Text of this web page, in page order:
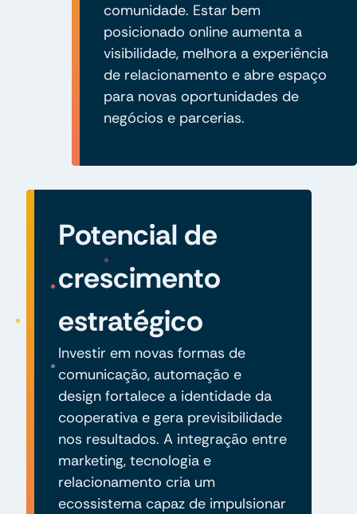
comunidade. Estar bem
posicionado online aumenta a
visibilidade, melhora a experiência
de relacionamento e abre espaço
para novas oportunidades de
negócios e parcerias.
Potencial de
crescimento
estratégico
Investir em novas formas de
comunicação, automação e
design fortalece a identidade da
cooperativa e gera previsibilidade
nos resultados. A integração entre
marketing, tecnologia e
relacionamento cria um
ecossistema capaz de impulsionar